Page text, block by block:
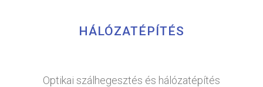
HÁLÓZATÉPÍTÉS
Optikai szálhegesztés és hálózatépítés